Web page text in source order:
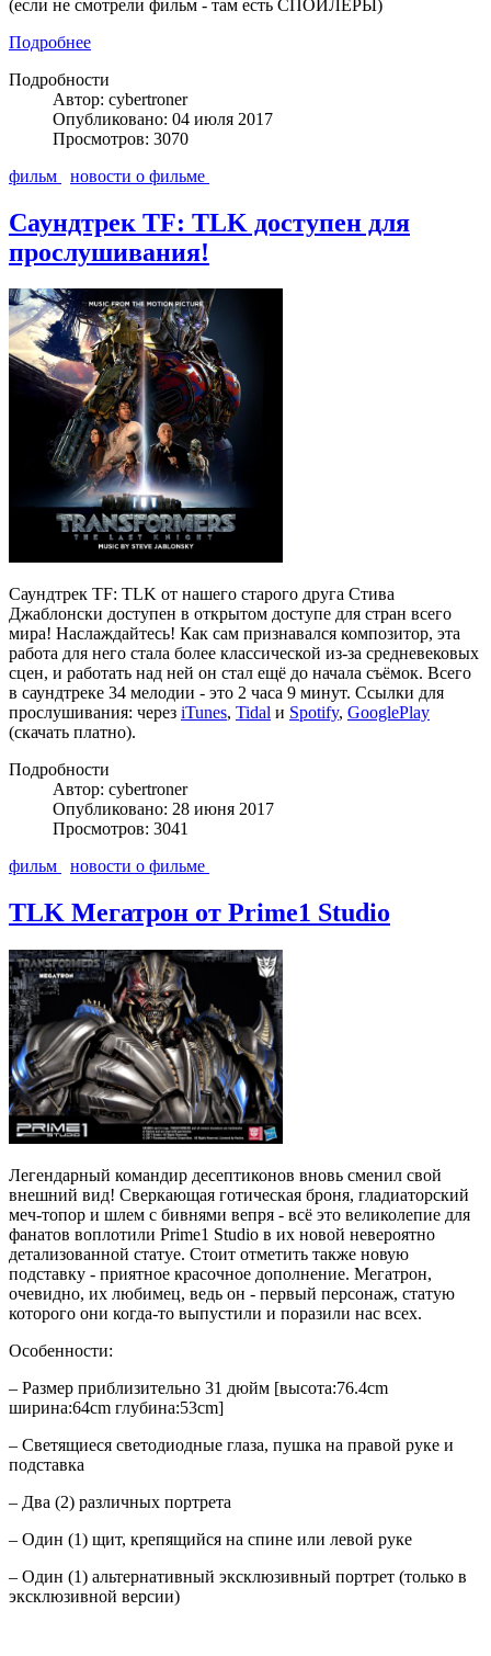
(если не смотрели фильм - там есть СПОЙЛЕРЫ)
Подробнее
Подробности
Автор: cybertroner
Опубликовано: 04 июля 2017
Просмотров: 3070
фильм
новости о фильме
Саундтрек TF: TLK доступен для
прослушивания!
Саундтрек TF: TLK от нашего старого друга Стива
Джаблонски доступен в открытом доступе для стран всего
мира! Наслаждайтесь! Как сам признавался композитор, эта
работа для него стала более классической из-за средневековых
сцен, и работать над ней он стал ещё до начала съёмок. Всего
в саундтреке 34 мелодии - это 2 часа 9 минут. Ссылки для
прослушивания: через iTunes, Tidal и Spotify, GooglePlay
(скачать платно).
Подробности
Автор: cybertroner
Опубликовано: 28 июня 2017
Просмотров: 3041
фильм
новости о фильме
TLK Мегатрон от Prime1 Studio
Легендарный командир десептиконов вновь сменил свой
внешний вид! Сверкающая готическая броня, гладиаторский
меч-топор и шлем с бивнями вепря - всё это великолепие для
фанатов воплотили Prime1 Studio в их новой невероятно
детализованной статуе. Стоит отметить также новую
подставку - приятное красочное дополнение. Мегатрон,
очевидно, их любимец, ведь он - первый персонаж, статую
которого они когда-то выпустили и поразили нас всех.
Особенности:
– Размер приблизительно 31 дюйм [высота:76.4cm
ширина:64cm глубина:53cm]
– Светящиеся светодиодные глаза, пушка на правой руке и
подставка
– Два (2) различных портрета
– Один (1) щит, крепящийся на спине или левой руке
– Один (1) альтернативный эксклюзивный портрет (только в
эксклюзивной версии)